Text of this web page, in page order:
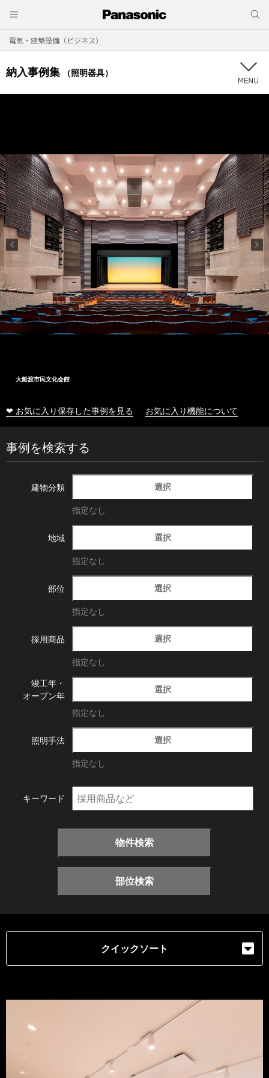
電気・建築設備（ビジネス）
納入事例集 （照明器具）
大船渡市民文化会館
❤ お気に入り保存した事例を見る お気に入り機能について
事例を検索する
建物分類 選択
指定なし
地域 選択
指定なし
部位 選択
指定なし
採用商品 選択
指定なし
竣工年・
オープン年
選択
指定なし
照明手法 選択
指定なし
キーワード
物件検索
部位検索
クイックソート